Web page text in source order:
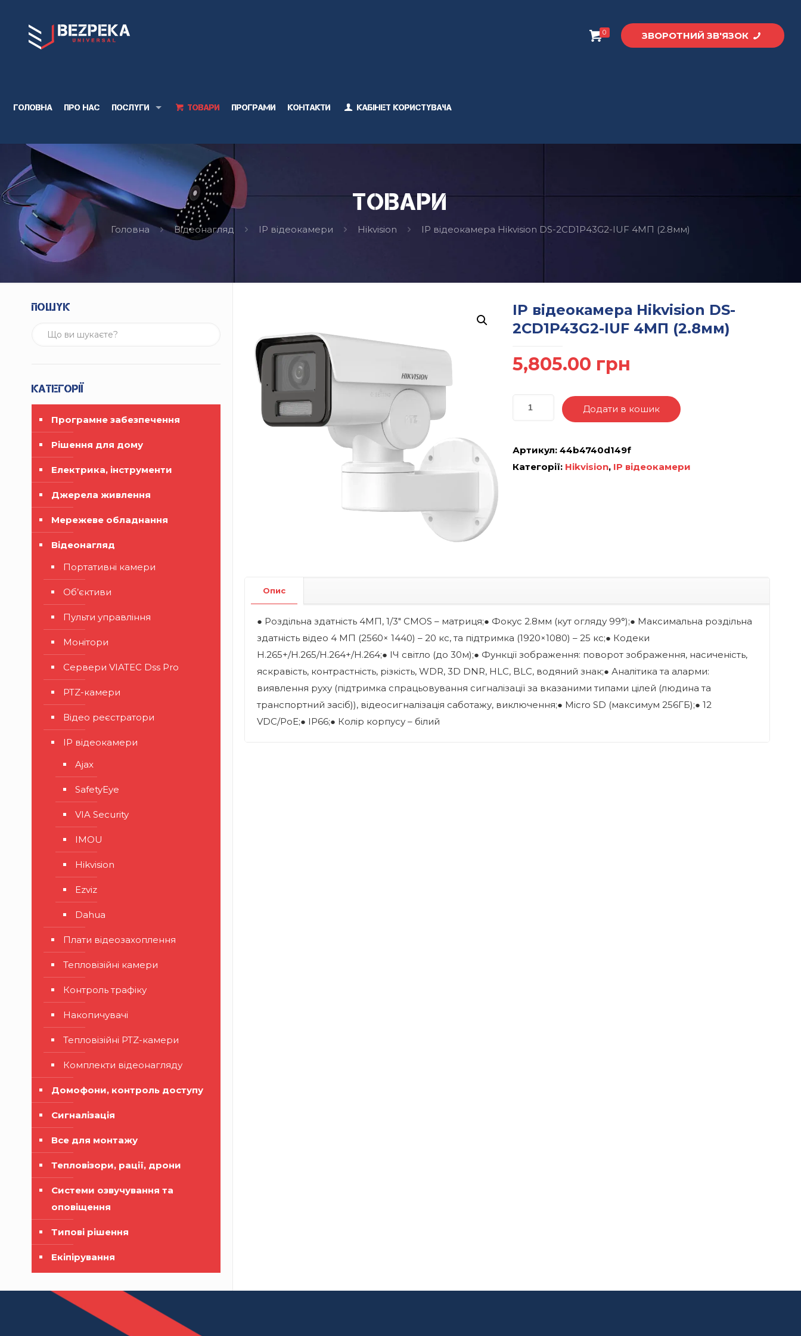
Головна Про нас Послуги Товари Програми Контакти Кабінет користувача
0 ЗВОРОТНИЙ ЗВ'ЯЗОК
Товари
Головна Відеонагляд IP відеокамери Hikvision IP відеокамера Hikvision DS-2CD1P43G2-IUF 4МП (2.8мм)
IP відеокамера Hikvision DS-
2CD1P43G2-IUF 4МП (2.8мм)
5,805.00 грн
Додати в кошик
Артикул: 44b4740d149f
Категорії: Hikvision, IP відеокамери
Опис
● Роздільна здатність 4МП, 1/3″ CMOS – матриця;● Фокус 2.8мм (кут огляду 99°);● Максимальна роздільна
здатність відео 4 МП (2560× 1440) – 20 кс, та підтримка (1920×1080) – 25 кс;● Кодеки
H.265+/H.265/H.264+/H.264;● ІЧ світло (до 30м);● Функції зображення: поворот зображення, насиченість,
яскравість, контрастність, різкість, WDR, 3D DNR, HLC, BLC, водяний знак;● Аналітика та аларми:
виявлення руху (підтримка спрацьовування сигналізації за вказаними типами цілей (людина та
транспортний засіб)), відеосигналізація саботажу, виключення;● Micro SD (максимум 256ГБ);● 12
VDC/PoE;● IP66;● Колір корпусу – білий
Пошук
Категорії
Програмне забезпечення
Рішення для дому
Електрика, інструменти
Джерела живлення
Мережеве обладнання
Відеонагляд
Портативні камери
Об’єктиви
Пульти управління
Монітори
Сервери VIATEC Dss Pro
PTZ-камери
Відео реєстратори
IP відеокамери
Ajax
SafetyEye
VIA Security
IMOU
Hikvision
Ezviz
Dahua
Плати відеозахоплення
Тепловізійні камери
Контроль трафіку
Накопичувачі
Тепловізійні PTZ-камери
Комплекти відеонагляду
Домофони, контроль доступу
Сигналізація
Все для монтажу
Тепловізори, рації, дрони
Системи озвучування та
оповіщення
Типові рішення
Екіпірування